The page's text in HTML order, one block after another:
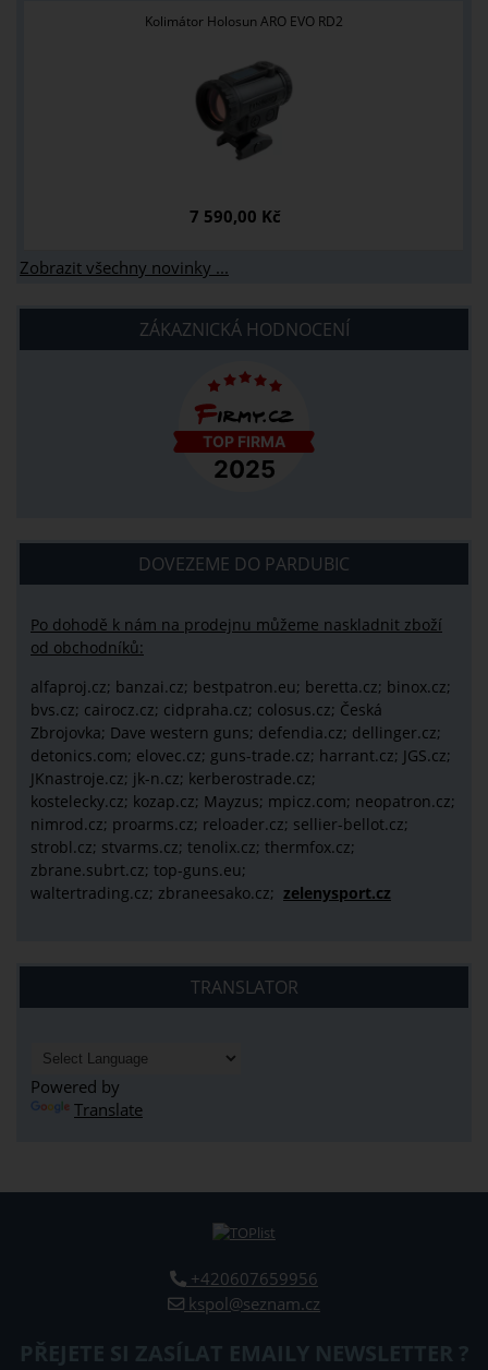
Kolimátor Holosun ARO EVO RD2
7 590,00 Kč
Zobrazit všechny novinky ...
ZÁKAZNICKÁ HODNOCENÍ
DOVEZEME DO PARDUBIC
Po dohodě k nám na prodejnu můžeme naskladnit zboží
od obchodníků:
alfaproj.cz; banzai.cz; bestpatron.eu; beretta.cz; binox.cz;
bvs.cz; cairocz.cz; cidpraha.cz; colosus.cz; Česká
Zbrojovka; Dave western guns; defendia.cz; dellinger.cz;
detonics.com; elovec.cz; guns-trade.cz; harrant.cz; JGS.cz;
JKnastroje.cz; jk-n.cz; kerberostrade.cz;
kostelecky.cz; kozap.cz; Mayzus; mpicz.com; neopatron.cz;
nimrod.cz; proarms.cz; reloader.cz; sellier-bellot.cz;
strobl.cz; stvarms.cz; tenolix.cz; thermfox.cz;
zbrane.subrt.cz; top-guns.eu;
waltertrading.cz; zbraneesako.cz; zelenysport.cz
TRANSLATOR
Powered by
Translate
+420607659956
kspol@seznam.cz
PŘEJETE SI ZASÍLAT EMAILY NEWSLETTER ?